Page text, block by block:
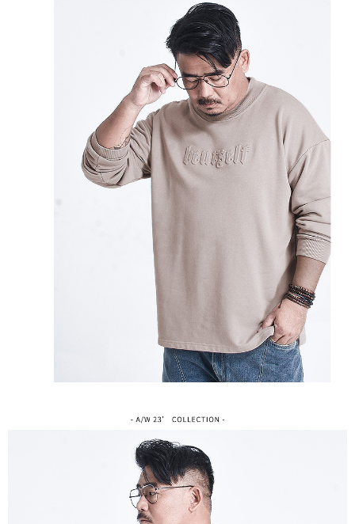
※ 交易是否成功請以「AFTEE先享後付 」之結帳頁面顯示為準，若有關於
是否繳費成功／繳費後需取消欲退款等相關疑問，請聯繫「AFTEE先享後付
https://netprotections.freshdesk.com/support/home
１．透過由恩沛科技股份有限公司提供之「AFTEE先享後付」服務完成之交
易，需依本服務之必要範圍內提供個人資料，並將交易相關給付款項請求債
權轉讓予恩沛科技股份有限公司。
２．關於個人資料處理事宜，請瀏覽以下網址：
https://aftee.tw/terms/#terms3
３．未成年的使用者請事先徵得法定代理人或監護人之同意方可使用
「AFTEE先享後付」，若未經同意申辦者引起之損失，本公司不負相關責
４．使用「AFTEE先享後付」時，將依據個別帳號之用戶狀況，依本公司即
時審查核予不同之上限額度；若仍有額度不足之情形，本公司將視審查結果
５．嚴禁一人註冊多個帳號或使用他人資訊註冊。若發現惡意使用之情形，
恩沛科技股份有限公司將有權停止該用戶之使用額度並採取法律行動。